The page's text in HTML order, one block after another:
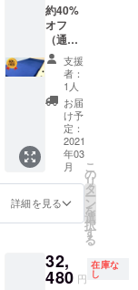
約40%
オフ
（通常
価格
49,800
円）
支援
者：
1人
お届
け予
定：
2021
年03
月
詳細を見る
こ
の
リ
タ
ー
ン
を
選
択
す
る
32,
480 円
在庫な
し